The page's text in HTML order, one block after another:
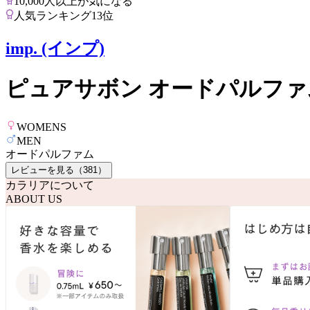
人気ランキング13位
imp. (インプ)
ピュアサボン オードパルフ
WOMENS
MEN
オードパルファム
レビューを見る（381 ）
カラリアについて
ABOUT US